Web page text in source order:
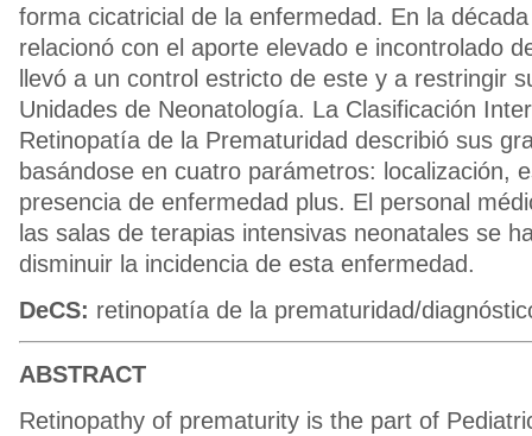
forma cicatricial de la enfermedad. En la
relacionó con el aporte elevado e incontrolado
llevó a un control estricto de este y a restringir
Unidades de Neonatología. La Clasificación
Retinopatía de la Prematuridad describió sus
basándose en cuatro parámetros: localización,
presencia de enfermedad plus. El personal
las salas de terapias intensivas neonatales se
disminuir la incidencia de esta enfermedad.
DeCS: retinopatía de la prematuridad/
ABSTRACT
Retinopathy of prematurity is the part of